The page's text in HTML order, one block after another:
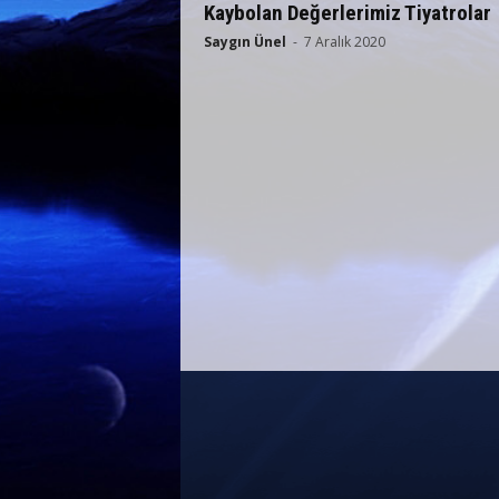
Kaybolan Değerlerimiz Tiyatrolar
Saygın Ünel - 7 Aralık 2020